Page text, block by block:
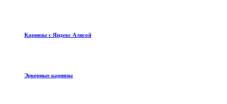
Карнизы с Яндекс Алисой
Эркерные карнизы